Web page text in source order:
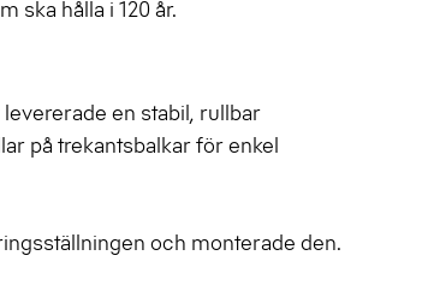
ska hålla i 120 år.
en stabil, rullbar
på trekantsbalkar för enkel
och monterade den.